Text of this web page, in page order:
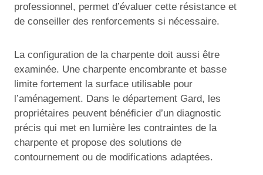
professionnel, permet d’évaluer cette résistance et
de conseiller des renforcements si nécessaire.
La configuration de la charpente doit aussi être
examinée. Une charpente encombrante et basse
limite fortement la surface utilisable pour
l’aménagement. Dans le département Gard, les
propriétaires peuvent bénéficier d’un diagnostic
précis qui met en lumière les contraintes de la
charpente et propose des solutions de
contournement ou de modifications adaptées.